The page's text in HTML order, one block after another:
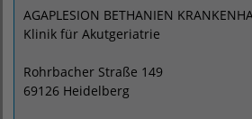
AGAPLESION BETHANIEN
Klinik für Akutgeriatrie
Rohrbacher Straße 149
69126 Heidelberg